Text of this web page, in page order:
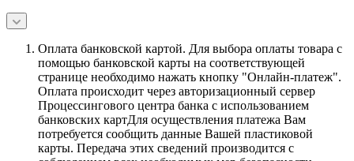
Оплата банковской картой. Для выбора оплаты товара с
помощью банковской карты на соответствующей
странице необходимо нажать кнопку "Онлайн-платеж".
Оплата происходит через авторизационный сервер
Процессингового центра банка с использованием
банковских картДля осуществления платежа Вам
потребуется сообщить данные Вашей пластиковой
карты. Передача этих сведений производится с